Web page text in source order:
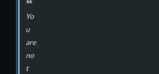
Yo
u
are
no
t